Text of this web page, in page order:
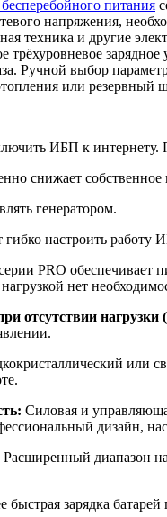
питания
напряжения,
техника и другие
трёхуровневое
Ручной выбор
или резервный
ИБП к интернету.
снижает
генератором.
гибко настроить
PRO обеспечивает
нет
отсутствии
или
Силовая и
дизайн,
Расширенный диапазон
быстрая зарядка